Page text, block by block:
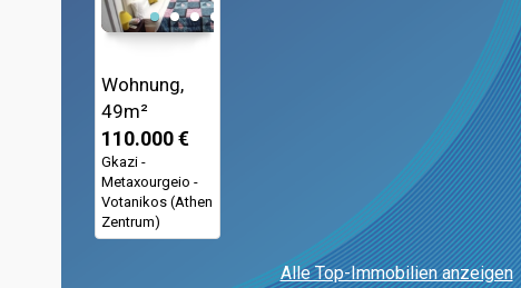
Wohnung,
49m²
110.000 €
Gkazi -
Metaxourgeio -
Votanikos (Athen
Zentrum)
Alle Top-Immobilien anzeigen